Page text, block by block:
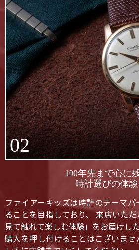
02
100年先まで心に残
時計選びの体験
ファイアーキッズは時計のテーマ
ることを目指しており、 来店いた
見て触れて楽しむ体験」をお届けし
購入を押し付けることはございませ